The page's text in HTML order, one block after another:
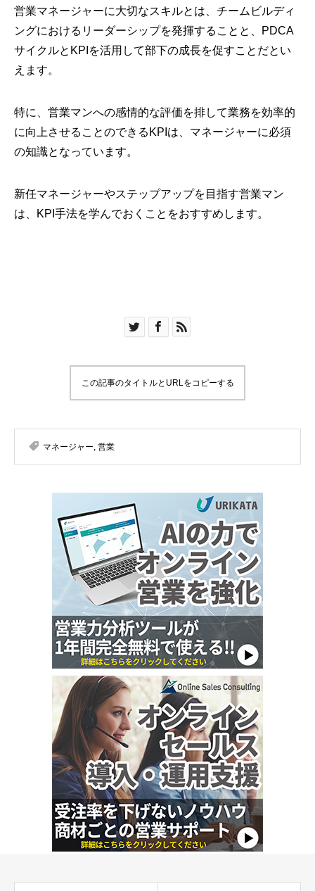
営業マネージャーに大切なスキルとは、チームビルディ
ングにおけるリーダーシップを発揮することと、PDCA
サイクルとKPIを活用して部下の成長を促すことだとい
えます。
特に、営業マンへの感情的な評価を排して業務を効率的
に向上させることのできるKPIは、マネージャーに必須
の知識となっています。
新任マネージャーやステップアップを目指す営業マン
は、KPI手法を学んでおくことをおすすめします。
この記事のタイトルとURLをコピーする
マネージャー 営業